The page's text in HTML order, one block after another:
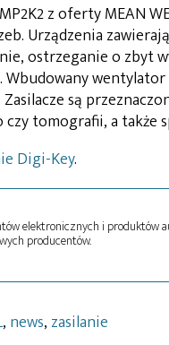
z oferty MEAN
Urządzenia
ostrzeganie o zbyt
Wbudowany
są
tomografii, a także
Digi-Key.
elektronicznych i produktów
producentów.
, news, zasilanie